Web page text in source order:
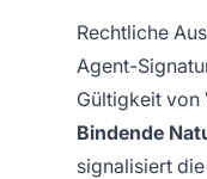
Rechtliche
Agent-
Gültigkeit von
Bindende
signalisiert